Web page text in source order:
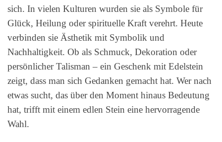
sich. In vielen Kulturen wurden sie als Symbole für
Glück, Heilung oder spirituelle Kraft verehrt. Heute
verbinden sie Ästhetik mit Symbolik und
Nachhaltigkeit. Ob als Schmuck, Dekoration oder
persönlicher Talisman – ein Geschenk mit Edelstein
zeigt, dass man sich Gedanken gemacht hat. Wer nach
etwas sucht, das über den Moment hinaus Bedeutung
hat, trifft mit einem edlen Stein eine hervorragende
Wahl.